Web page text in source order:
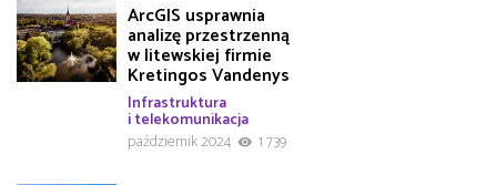
ArcGIS usprawnia
analizę przestrzenną
w litewskiej firmie
Kretingos Vandenys
Infrastruktura
i telekomunikacja
październik 2024
1 739